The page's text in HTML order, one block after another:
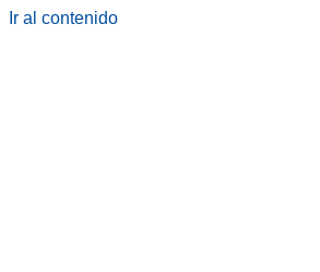
Ir al contenido